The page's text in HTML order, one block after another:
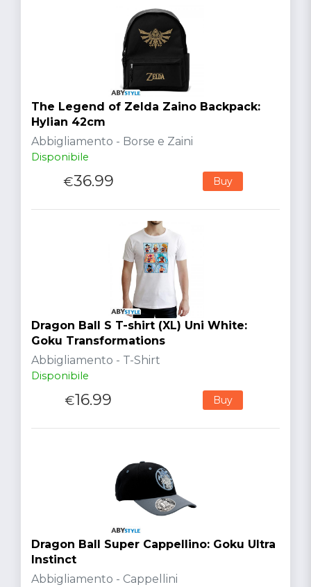
The Legend of Zelda Zaino Backpack:
Hylian 42cm
Abbigliamento - Borse e Zaini
Disponibile
€36.99 Buy
Dragon Ball S T-shirt (XL) Uni White:
Goku Transformations
Abbigliamento - T-Shirt
Disponibile
€16.99 Buy
Dragon Ball Super Cappellino: Goku Ultra
Instinct
Abbigliamento - Cappellini